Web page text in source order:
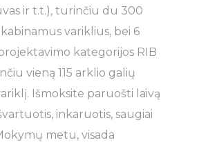
ir t.t.), turinčiu du 300
variklius, bei 6
kategorijos RIB
vieną 115 arklio galių
Išmoksite paruošti laivą
inkaruotis, saugiai
metu, visada